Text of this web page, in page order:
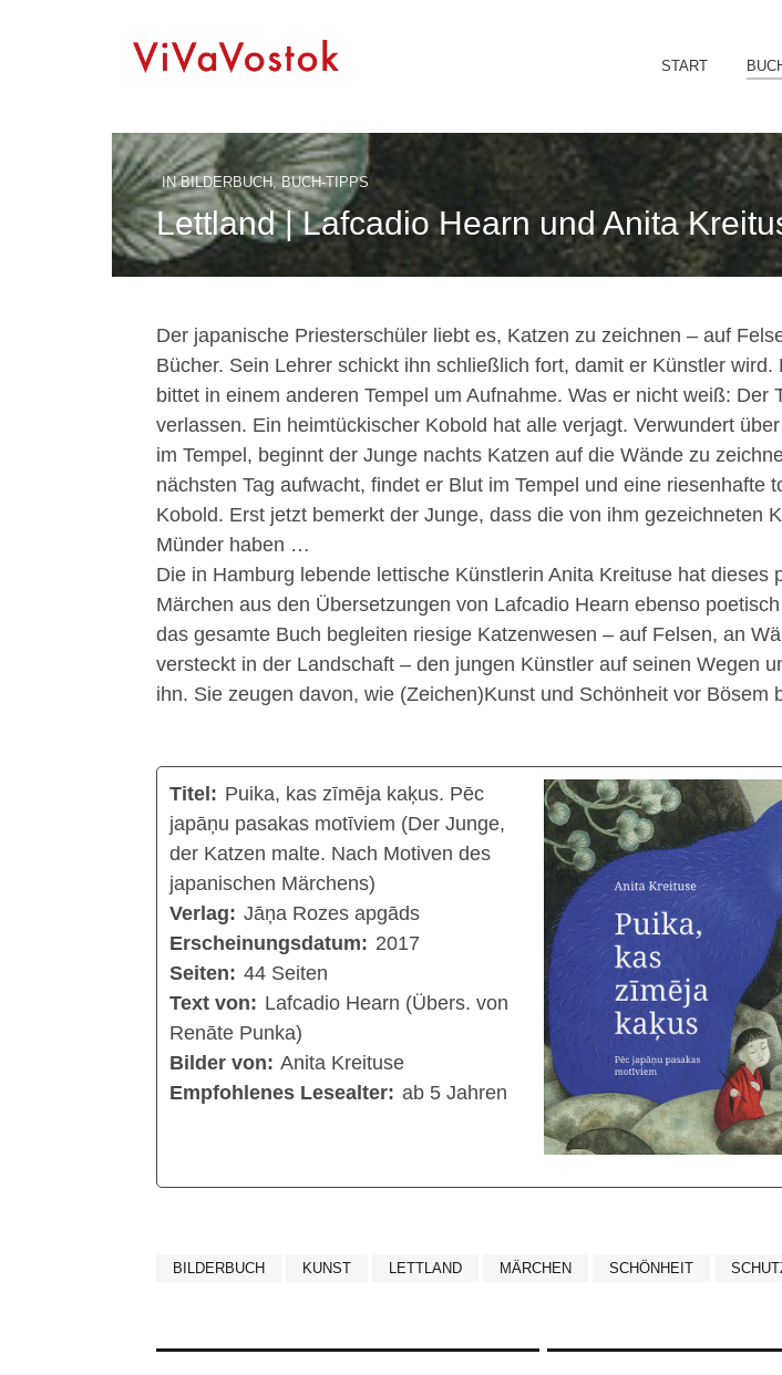
START
INBILDERBUCH,BUCH-TIPPS
Lettland | Lafcadio Hearn und Anita
Der japanische Priesterschüler liebt es, Katzen zu zeichnen – auf
Bücher. Sein Lehrer schickt ihn schließlich fort, damit er Künstler wird.
bittet in einem anderen Tempel um Aufnahme. Was er nicht weiß: Der
verlassen. Ein heimtückischer Kobold hat alle verjagt. Verwundert
im Tempel, beginnt der Junge nachts Katzen auf die Wände zu
nächsten Tag aufwacht, findet er Blut im Tempel und eine riesenhafte
Kobold. Erst jetzt bemerkt der Junge, dass die von ihm gezeichneten
Münder haben …
Die in Hamburg lebende lettische Künstlerin Anita Kreituse hat dieses
Märchen aus den Übersetzungen von Lafcadio Hearn ebenso
das gesamte Buch begleiten riesige Katzenwesen – auf Felsen, an
versteckt in der Landschaft – den jungen Künstler auf seinen Wegen
ihn. Sie zeugen davon, wie (Zeichen)Kunst und Schönheit vor Bösem
Titel: Puika, kas zīmēja kaķus. Pēc
japāņu pasakas motīviem (Der Junge,
der Katzen malte. Nach Motiven des
japanischen Märchens)
Verlag: Jāņa Rozes apgāds
Erscheinungsdatum: 2017
Seiten: 44 Seiten
Text von: Lafcadio Hearn (Übers. von
Renāte Punka)
Bilder von: Anita Kreituse
Empfohlenes Lesealter: ab 5 Jahren
BILDERBUCH KUNST LETTLAND MÄRCHEN SCHÖNHEIT